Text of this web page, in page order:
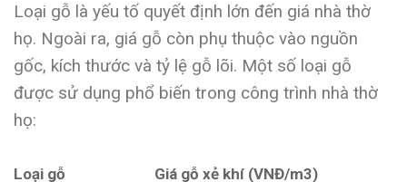
Loại gỗ là yếu tố quyết định lớn đến giá nhà thờ
họ. Ngoài ra, giá gỗ còn phụ thuộc vào nguồn
gốc, kích thước và tỷ lệ gỗ lõi. Một số loại gỗ
được sử dụng phổ biến trong công trình nhà thờ
họ:
Loại gỗ Giá gỗ xẻ khí (VNĐ/m3)